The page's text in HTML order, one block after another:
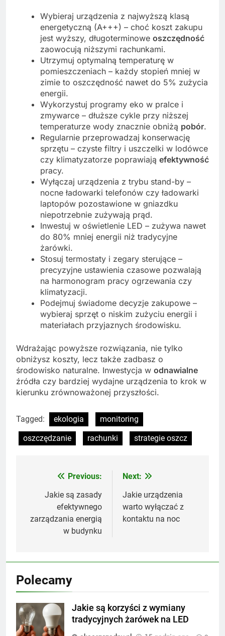
Wybieraj urządzenia z najwyższą klasą
energetyczną (A+++) – choć koszt zakupu
jest wyższy, długoterminowe oszczędność
zaowocują niższymi rachunkami.
Utrzymuj optymalną temperaturę w
pomieszczeniach – każdy stopień mniej w
zimie to oszczędność nawet do 5% zużycia
energii.
Wykorzystuj programy eko w pralce i
zmywarce – dłuższe cykle przy niższej
temperaturze wody znacznie obniżą pobór.
Regularnie przeprowadzaj konserwację
sprzętu – czyste filtry i uszczelki w lodówce
czy klimatyzatorze poprawiają efektywność
pracy.
Wyłączaj urządzenia z trybu stand-by –
nocne ładowarki telefonów czy ładowarki
laptopów pozostawione w gniazdku
niepotrzebnie zużywają prąd.
Inwestuj w oświetlenie LED – zużywa nawet
do 80% mniej energii niż tradycyjne
żarówki.
Stosuj termostaty i zegary sterujące –
precyzyjne ustawienia czasowe pozwalają
na harmonogram pracy ogrzewania czy
klimatyzacji.
Podejmuj świadome decyzje zakupowe –
wybieraj sprzęt o niskim zużyciu energii i
materiałach przyjaznych środowisku.
Wdrażając powyższe rozwiązania, nie tylko
obniżysz koszty, lecz także zadbasz o
środowisko naturalne. Inwestycja w odnawialne
źródła czy bardziej wydajne urządzenia to krok w
kierunku zrównoważonej przyszłości.
Tagged: ekologia
monitoring
oszczędzanie
rachunki strategie oszcz
Nawigacja
wpisu
Previous:
Jakie są zasady
efektywnego
zarządzania energią
w budynku
Next:
Jakie urządzenia
warto wyłączać z
kontaktu na noc
Polecamy
Jakie są korzyści z wymiany
tradycyjnych żarówek na LED